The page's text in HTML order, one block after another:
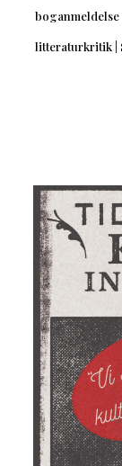
litteraturkritik |